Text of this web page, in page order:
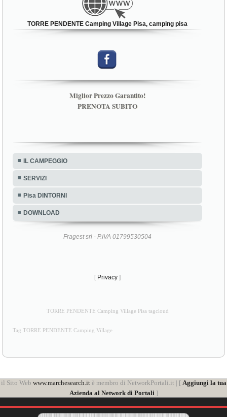
TORRE PENDENTE Camping Village Pisa, camping pisa
Miglior Prezzo Garantito!
PRENOTA SUBITO
IL CAMPEGGIO
SERVIZI
Pisa DINTORNI
DOWNLOAD
Fragest srl - P.IVA 01799530504
[ Privacy ]
TORRE PENDENTE Camping Village Pisa tagcloud
Tag TORRE PENDENTE Camping Village
il Sito Web www.marchesearch.itè membro di NetworkPortali.it | [ Aggiungi la tua
Azienda al Network di Portali]